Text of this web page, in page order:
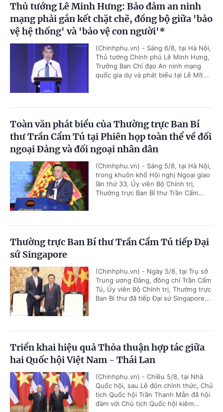
Thủ tướng Lê Minh Hưng: Bảo đảm an ninh
mạng phải gắn kết chặt chẽ, đồng bộ giữa 'bảo
vệ hệ thống' và 'bảo vệ con người'*
(Chinhphu.vn) - Sáng 6/8, tại Hà Nội,
Thủ tướng Chính phủ Lê Minh Hưng,
Trưởng Ban Chỉ đạo An ninh mạng
quốc gia dự và phát biểu tại Lễ Mít...
Toàn văn phát biểu của Thường trực Ban Bí
thư Trần Cẩm Tú tại Phiên họp toàn thể về đối
ngoại Đảng và đối ngoại nhân dân
(Chinhphu.vn) - Sáng 5/8, tại Hà Nội,
trong khuôn khổ Hội nghị Ngoại giao
lần thứ 33, Ủy viên Bộ Chính trị,
Thường trực Ban Bí thư Trần Cẩm...
Thường trực Ban Bí thư Trần Cẩm Tú tiếp Đại
sứ Singapore
(Chinhphu.vn) - Ngày 5/8, tại Trụ sở
Trung ương Đảng, đồng chí Trần Cẩm
Tú, Ủy viên Bộ Chính trị, Thường trực
Ban Bí thư đã tiếp Đại sứ Singapore...
Triển khai hiệu quả Thỏa thuận hợp tác giữa
hai Quốc hội Việt Nam - Thái Lan
(Chinhphu.vn) - Chiều 5/8, tại Nhà
Quốc hội, sau Lễ đón chính thức, Chủ
tịch Quốc hội Trần Thanh Mẫn đã hội
đàm với Chủ tịch Quốc hội kiêm...